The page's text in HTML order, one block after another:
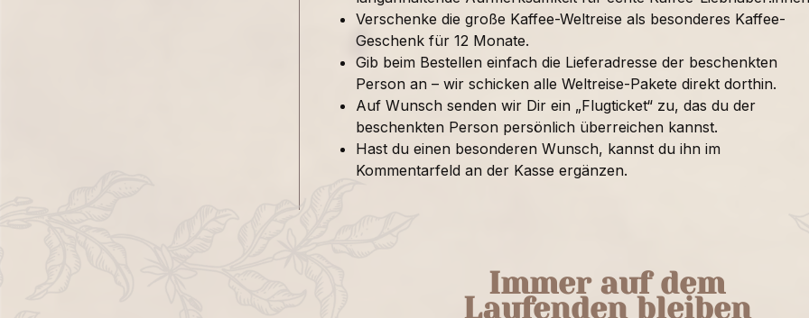
Verschenke die große Kaffee-Weltreise als besonderes Kaffee-
Geschenk für 12 Monate.
Gib beim Bestellen einfach die Lieferadresse der beschenkten
Person an – wir schicken alle Weltreise-Pakete direkt dorthin.
Auf Wunsch senden wir Dir ein „Flugticket“ zu, das du der
beschenkten Person persönlich überreichen kannst.
Hast du einen besonderen Wunsch, kannst du ihn im
Kommentarfeld an der Kasse ergänzen.
Immer auf dem
Laufenden bleiben